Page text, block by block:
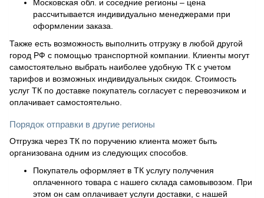
Московская обл. и соседние регионы – цена
рассчитывается индивидуально менеджерами при
оформлении заказа.
Также есть возможность выполнить отгрузку в любой другой
город РФ с помощью транспортной компании. Клиенты могут
самостоятельно выбрать наиболее удобную ТК с учетом
тарифов и возможных индивидуальных скидок. Стоимость
услуг ТК по доставке покупатель согласует с перевозчиком и
оплачивает самостоятельно.
Порядок отправки в другие регионы
Отгрузка через ТК по поручению клиента может быть
организована одним из следующих способов.
Покупатель оформляет в ТК услугу получения
оплаченного товара с нашего склада самовывозом. При
этом он сам оплачивает услуги доставки, с нашей